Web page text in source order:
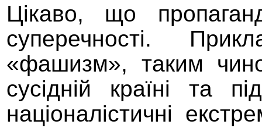
Цікаво, що
суперечності.
«фашизм», таким
сусідній країніта п
націоналістичні